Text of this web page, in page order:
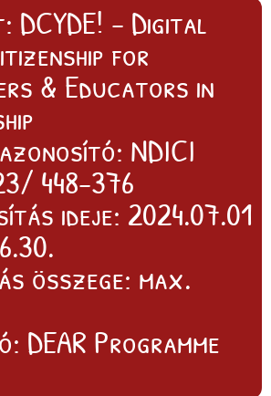
DCYDE! - Digital
for
& Educators in
NDICI
448-376
ideje: 2024.07.01
összege: max.
DEAR Programme